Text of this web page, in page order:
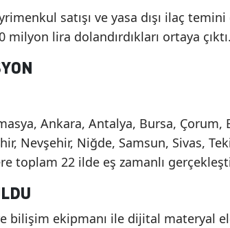
satışı ve yasa dışı ilaç
lira dolandırdıkları ortaya çıktı.
Ankara, Antalya, Bursa, Çorum,
Nevşehir, Niğde, Samsun, Sivas,
toplam 22 ilde eş zamanlı
bilişim ekipmanı ile dijital materyal